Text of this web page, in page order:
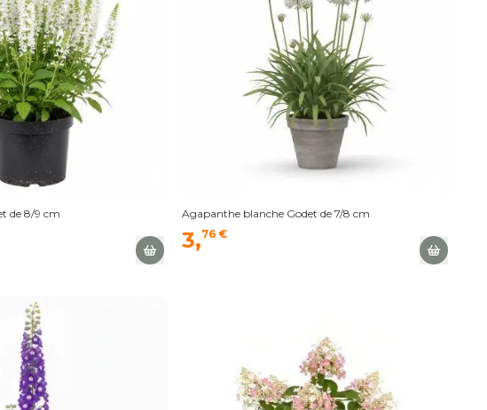
de 8/9 cm Agapanthe blanche Godet de 7/8 cm
3,76 €